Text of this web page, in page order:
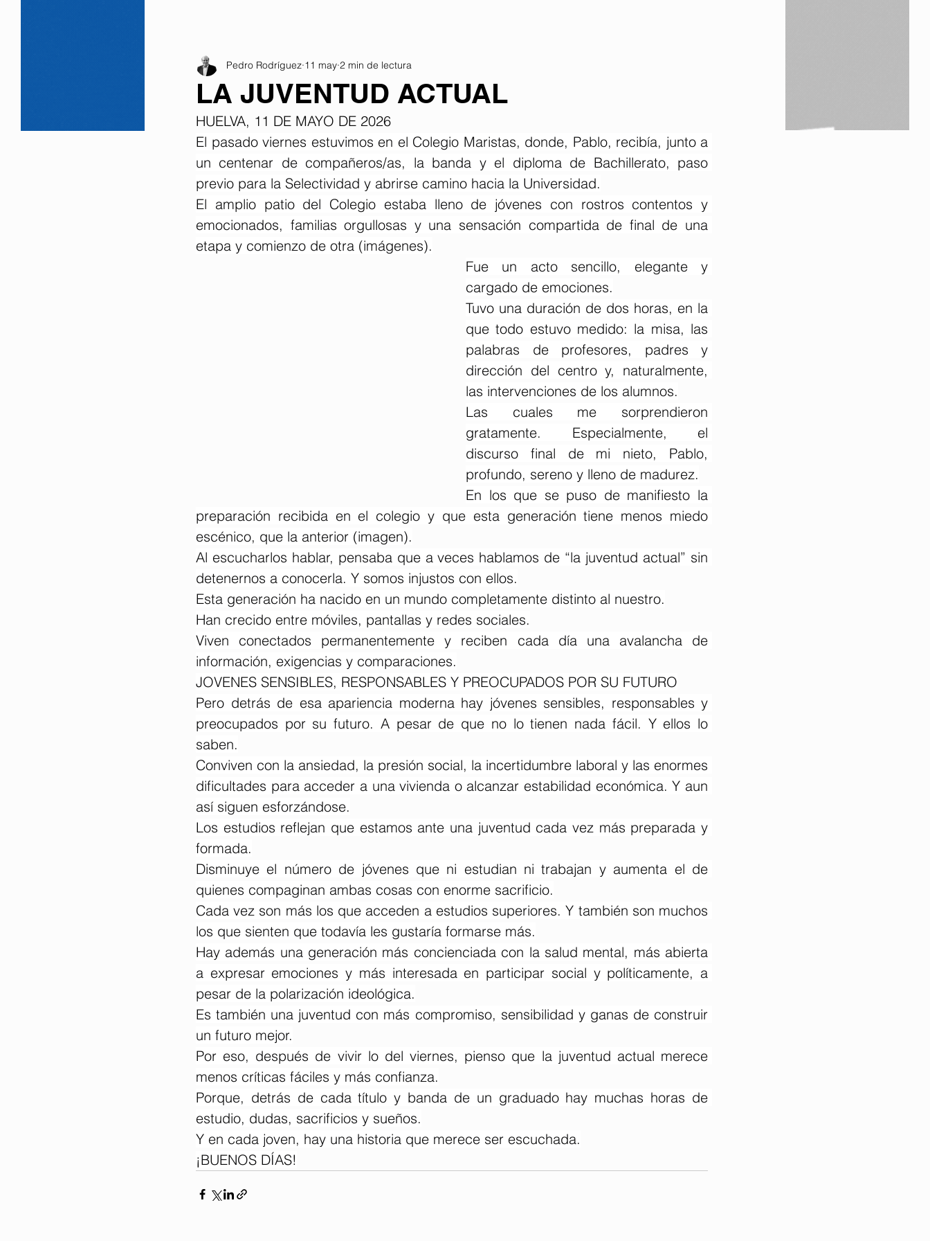
LA JUVENTUD ACTUAL
Pedro Rodríguez 11 may 2 min de lectura
HUELVA, 11 DE MAYO DE 2026
El pasado viernes estuvimos en el Colegio Maristas, donde, Pablo, recibía, junto a
un centenar de compañeros/as, la banda y el diploma de Bachillerato, paso
previo para la Selectividad y abrirse camino hacia la Universidad.
El amplio patio del Colegio estaba lleno de jóvenes con rostros contentos y
emocionados, familias orgullosas y una sensación compartida de final de una
etapa y comienzo de otra (imágenes).
Fue un acto sencillo, elegante y
cargado de emociones.
Tuvo una duración de dos horas, en la
que todo estuvo medido: la misa, las
palabras de profesores, padres y
dirección del centro y, naturalmente,
las intervenciones de los alumnos.
Las cuales me sorprendieron
gratamente. Especialmente, el
discurso final de mi nieto, Pablo,
profundo, sereno y lleno de madurez.
En los que se puso de manifiesto la
preparación recibida en el colegio y que esta generación tiene menos miedo
escénico, que la anterior (imagen).
Al escucharlos hablar, pensaba que a veces hablamos de “la juventud actual” sin
detenernos a conocerla. Y somos injustos con ellos.
Esta generación ha nacido en un mundo completamente distinto al nuestro.
Han crecido entre móviles, pantallas y redes sociales.
Viven conectados permanentemente y reciben cada día una avalancha de
información, exigencias y comparaciones.
JOVENES SENSIBLES, RESPONSABLES Y PREOCUPADOS POR SU FUTURO
Pero detrás de esa apariencia moderna hay jóvenes sensibles, responsables y
preocupados por su futuro. A pesar de que no lo tienen nada fácil. Y ellos lo
saben.
Conviven con la ansiedad, la presión social, la incertidumbre laboral y las enormes
dificultades para acceder a una vivienda o alcanzar estabilidad económica. Y aun
así siguen esforzándose.
Los estudios reflejan que estamos ante una juventud cada vez más preparada y
formada.
Disminuye el número de jóvenes que ni estudian ni trabajan y aumenta el de
quienes compaginan ambas cosas con enorme sacrificio.
Cada vez son más los que acceden a estudios superiores. Y también son muchos
los que sienten que todavía les gustaría formarse más.
Hay además una generación más concienciada con la salud mental, más abierta
a expresar emociones y más interesada en participar social y políticamente, a
pesar de la polarización ideológica.
Es también una juventud con más compromiso, sensibilidad y ganas de construir
un futuro mejor.
Por eso, después de vivir lo del viernes, pienso que la juventud actual merece
menos críticas fáciles y más confianza.
Porque, detrás de cada título y banda de un graduado hay muchas horas de
estudio, dudas, sacrificios y sueños.
Y en cada joven, hay una historia que merece ser escuchada.
¡BUENOS DÍAS!